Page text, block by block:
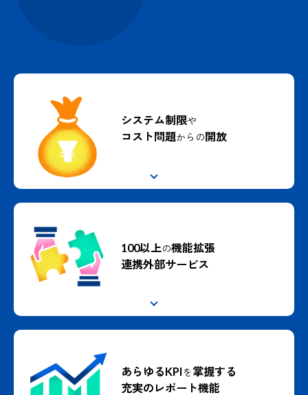
システム制限や
コスト問題からの開放
100以上の機能拡張
連携外部サービス
あらゆるKPIを掌握する
充実のレポート機能